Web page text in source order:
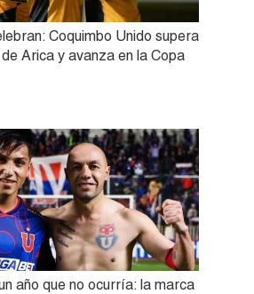
Coquimbo Unido supera
Arica y avanza en la Copa
año que no ocurría: la marca